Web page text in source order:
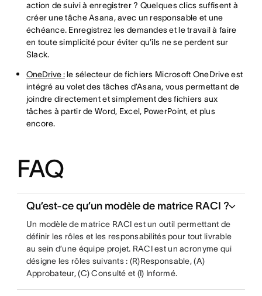
action de suivi à enregistrer ? Quelques clics suffisent à
créer une tâche Asana, avec un responsable et une
échéance. Enregistrez les demandes et le travail à faire
en toute simplicité pour éviter qu’ils ne se perdent sur
Slack.
OneDrive :le sélecteur de fichiers Microsoft OneDrive est
intégré au volet des tâches d’Asana, vous permettant de
joindre directement et simplement des fichiers aux
tâches à partir de Word, Excel, PowerPoint, et plus
encore.
FAQ
Qu’est-ce qu’un modèle de matrice RACI ?
Un modèle de matrice RACI est un outil permettant de
définir les rôles et les responsabilités pour tout livrable
au sein d’une équipe projet. RACI est un acronyme qui
désigne les rôles suivants : (R)Responsable, (A)
Approbateur, (C) Consulté et (I) Informé.